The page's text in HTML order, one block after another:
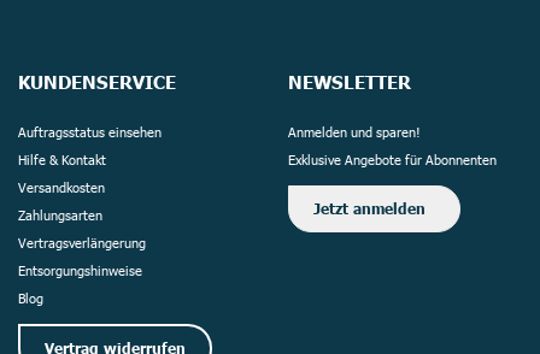
KUNDENSERVICE
Auftragsstatus einsehen
Hilfe & Kontakt
Versandkosten
Zahlungsarten
Vertragsverlängerung
Entsorgungshinweise
Blog
Vertrag widerrufen
NEWSLETTER
Anmelden und sparen!
Exklusive Angebote für Abonnenten
Jetzt anmelden